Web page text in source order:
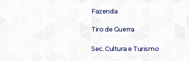
Fazenda
Tiro de Guerra
Sec. Cultura e Turismo